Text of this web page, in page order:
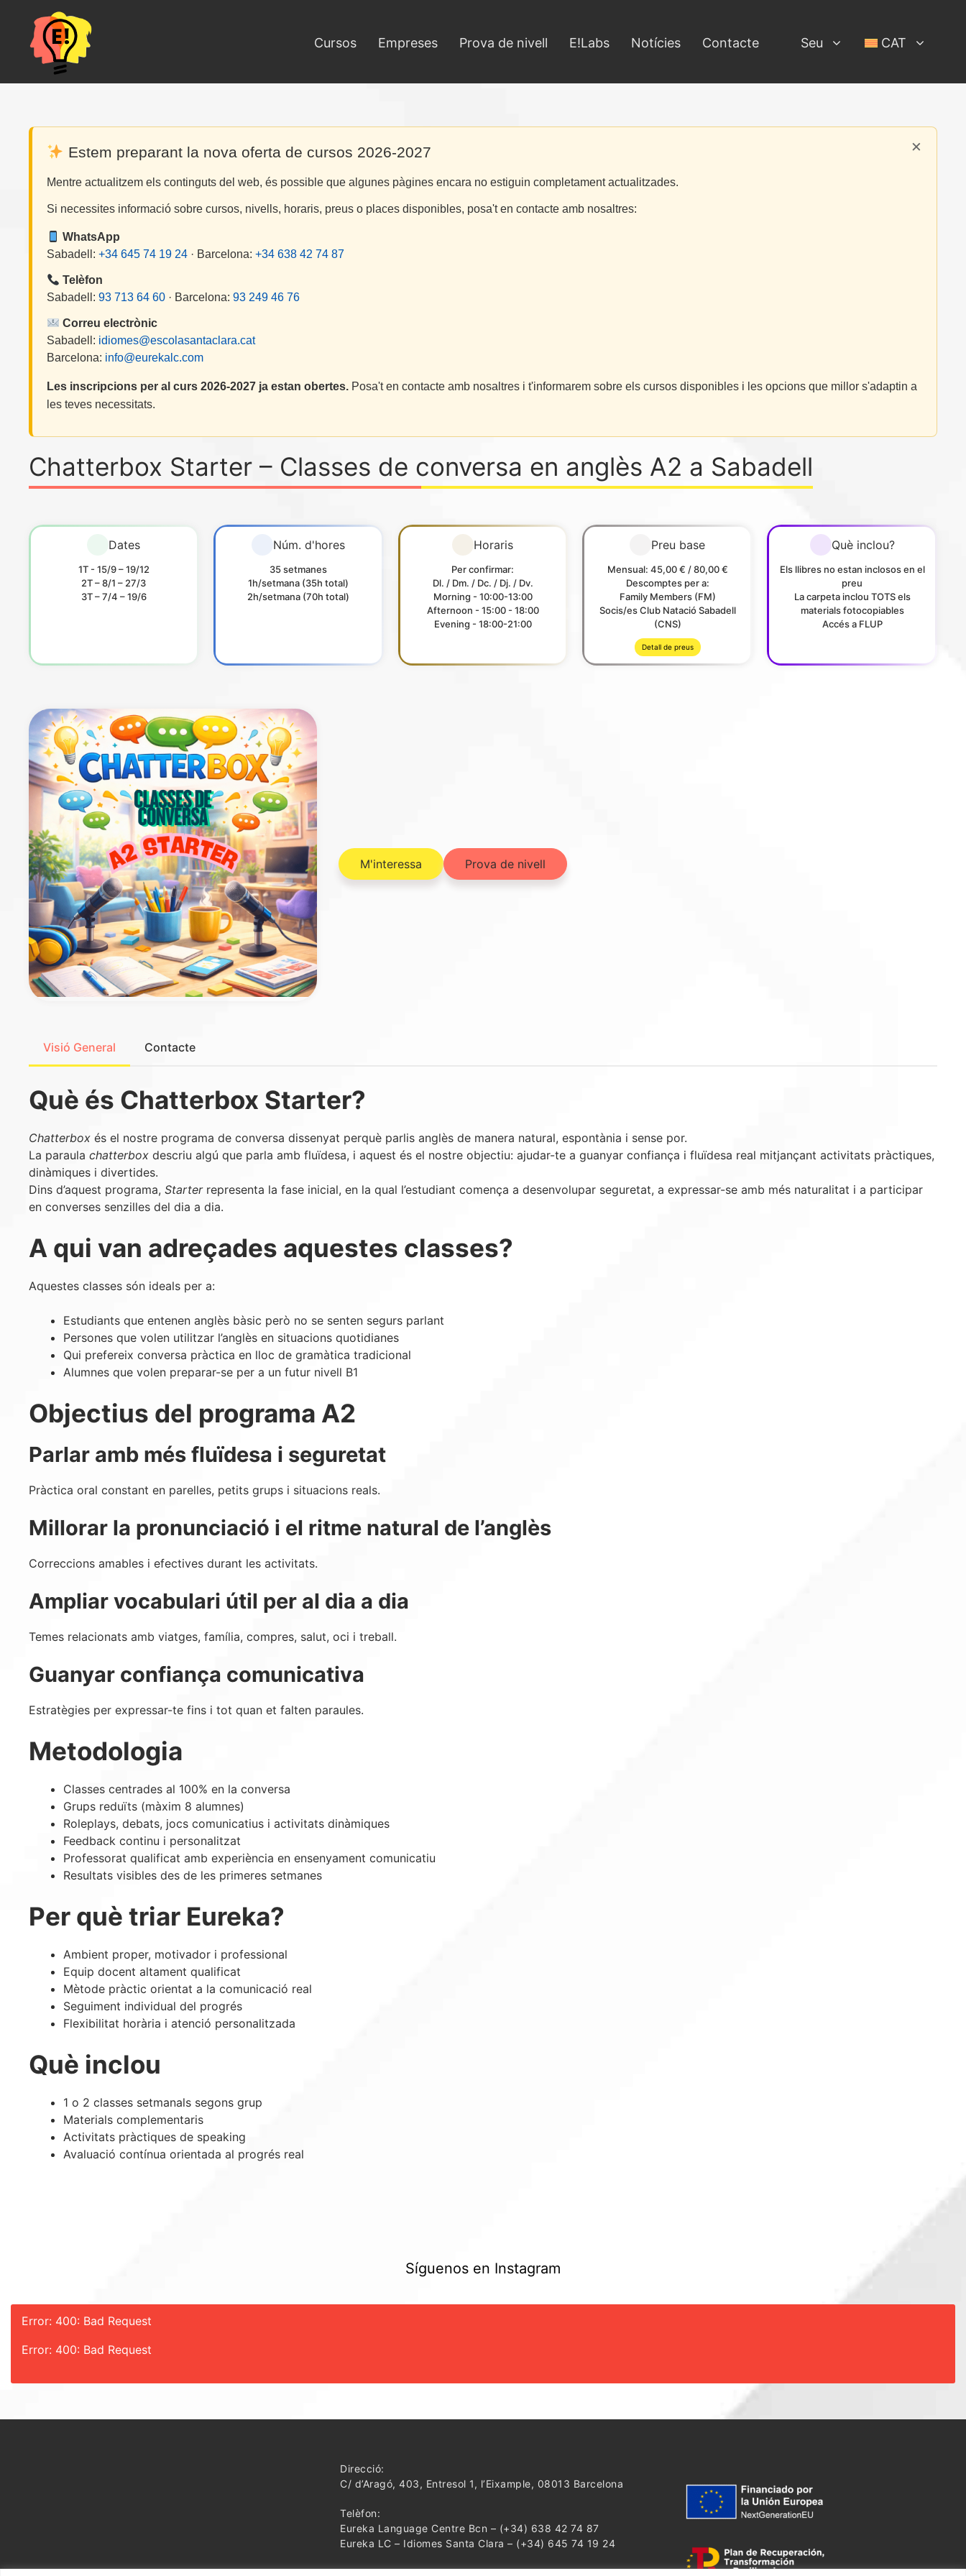
contingut
Cursos Empreses Prova de nivell E!Labs Notícies Contacte Seu CAT
×
Estem preparant la nova oferta de cursos 2026-2027
Mentre actualitzem els continguts del web, és possible que algunes pàgines encara no estiguin completament actualitzades.
Si necessites informació sobre cursos, nivells, horaris, preus o places disponibles, posa't en contacte amb nosaltres:
WhatsApp
Sabadell: +34 645 74 19 24 · Barcelona: +34 638 42 74 87
Telèfon
Sabadell: 93 713 64 60 · Barcelona: 93 249 46 76
Correu electrònic
Sabadell: idiomes@escolasantaclara.cat
Barcelona: info@eurekalc.com
Les inscripcions per al curs 2026-2027 ja estan obertes. Posa't en contacte amb nosaltres i t'informarem sobre els cursos disponibles i les opcions que millor s'adaptin a
les teves necessitats.
Chatterbox Starter – Classes de conversa en anglès A2 a Sabadell
Dates
1T - 15/9 – 19/12
2T – 8/1 – 27/3
3T – 7/4 – 19/6
Núm. d'hores
35 setmanes
1h/setmana (35h total)
2h/setmana (70h total)
Horaris
Per confirmar:
Dl. / Dm. / Dc. / Dj. / Dv.
Morning - 10:00-13:00
Afternoon - 15:00 - 18:00
Evening - 18:00-21:00
Preu base
Mensual: 45,00 € / 80,00 €
Descomptes per a:
Family Members (FM)
Socis/es Club Natació Sabadell
(CNS)
Detall de preus
Què inclou?
Els llibres no estan inclosos en el
preu
La carpeta inclou TOTS els
materials fotocopiables
Accés a FLUP
M'interessa Prova de nivell
Visió General Contacte
Què és Chatterbox Starter?
Chatterbox és el nostre programa de conversa dissenyat perquè parlis anglès de manera natural, espontània i sense por.
La paraula chatterbox descriu algú que parla amb fluïdesa, i aquest és el nostre objectiu: ajudar-te a guanyar confiança i fluïdesa real mitjançant activitats pràctiques,
dinàmiques i divertides.
Dins d’aquest programa, Starterrepresenta la fase inicial, en la qual l’estudiant comença a desenvolupar seguretat, a expressar-se amb més naturalitat i a participar
en converses senzilles del dia a dia.
A qui van adreçades aquestes classes?
Aquestes classes són ideals per a:
Estudiants que entenen anglès bàsic però no se senten segurs parlant
Persones que volen utilitzar l’anglès en situacions quotidianes
Qui prefereix conversa pràctica en lloc de gramàtica tradicional
Alumnes que volen preparar-se per a un futur nivell B1
Objectius del programa A2
Parlar amb més fluïdesa i seguretat
Pràctica oral constant en parelles, petits grups i situacions reals.
Millorar la pronunciació i el ritme natural de l’anglès
Correccions amables i efectives durant les activitats.
Ampliar vocabulari útil per al dia a dia
Temes relacionats amb viatges, família, compres, salut, oci i treball.
Guanyar confiança comunicativa
Estratègies per expressar-te fins i tot quan et falten paraules.
Metodologia
Classes centrades al 100% en la conversa
Grups reduïts (màxim 8 alumnes)
Roleplays, debats, jocs comunicatius i activitats dinàmiques
Feedback continu i personalitzat
Professorat qualificat amb experiència en ensenyament comunicatiu
Resultats visibles des de les primeres setmanes
Per què triar Eureka?
Ambient proper, motivador i professional
Equip docent altament qualificat
Mètode pràctic orientat a la comunicació real
Seguiment individual del progrés
Flexibilitat horària i atenció personalitzada
Què inclou
1 o 2 classes setmanals segons grup
Materials complementaris
Activitats pràctiques de speaking
Avaluació contínua orientada al progrés real
Síguenos en Instagram
Error: 400: Bad Request
Error: 400: Bad Request
Direcció:
C/ d’Aragó, 403, Entresol 1, l’Eixample, 08013 Barcelona
Telèfon:
Eureka Language Centre Bcn – (+34) 638 42 74 87
Eureka LC – Idiomes Santa Clara – (+34) 645 74 19 24